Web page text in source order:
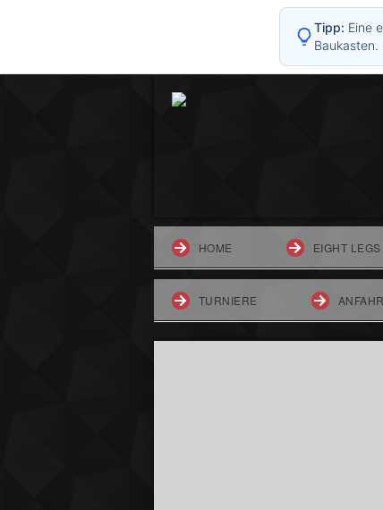
HOME EIGHT LEGS
TURNIERE
Tipp: Eine
Baukasten.